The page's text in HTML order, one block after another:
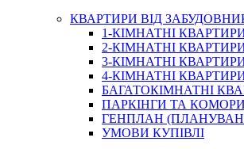
КВАРТИРИ ВІД
1-КІМНАТНІ
2-КІМНАТНІ
3-КІМНАТНІ
4-КІМНАТНІ
БАГАТОКІМНАТНІ
ПАРКІНГИ ТА КОМОРИ
ГЕНПЛАН
УМОВИ КУПІВЛІ